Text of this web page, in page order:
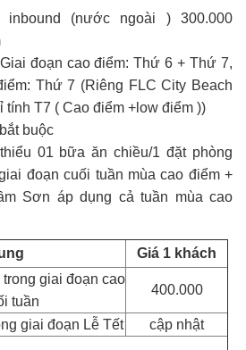
inbound (nước ngoài ) 300.000
đoạn cao điểm: Thứ 6 + Thứ 7,
Thứ 7 (Riêng FLC City Beach
tính T7 ( Cao điểm +low điểm ))
buộc
01 bữa ăn chiều/1 đặt phòng
đoạn cuối tuần mùa cao điểm +
Sơn áp dụng cả tuần mùa cao
Giá 1 khách
giai đoạn cao
tuần
400.000
giai đoạn Lễ Tết
cập nhật